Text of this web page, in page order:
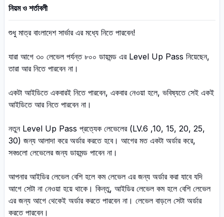
নিয়ম ও শর্তাবলী
শুধু মাত্র বাংলাদেশ সার্ভার এর মধ্যে নিতে পারবেন!
যারা আগে ৩০ লেভেল পর্যন্ত ৮০০ ডায়মন্ড এর Level Up Pass নিয়েছেন,
তারা আর নিতে পারবেন না।
একটা আইডিতে একবারই নিতে পারবেন, একবার নেওয়া হলে, ভবিষ্যতে সেই একই
আইডিতে আর নিতে পারবেন না।
নতুন Level Up Pass প্রত্যেক লেভেলের (LV.6 ,10, 15, 20, 25,
30) জন্য আলাদা করে অর্ডার করতে হবে। আগের মত একটা অর্ডার করে,
সবগুলো লেভেলের জন্য ডায়মন্ড পাবেন না।
আপনার আইডির লেভেল বেশি হলে কম লেভেল এর জন্য অর্ডার করা যাবে যদি
আগে সেটা না নেওয়া হয়ে থাকে। কিন্তু, আইডির লেভেল কম হলে বেশি লেভেল
এর জন্য আগে থেকেই অর্ডার করতে পারবেন না। লেভেল বাড়লে সেটা অর্ডার
করতে পারবেন।